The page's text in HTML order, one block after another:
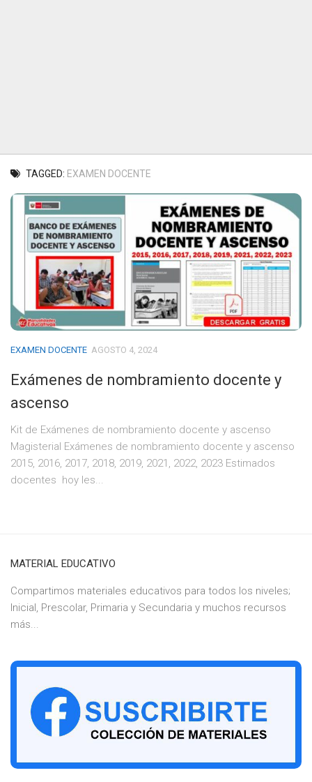
TAGGED: EXAMEN DOCENTE
EXAMEN DOCENTE AGOSTO 4, 2024
Exámenes de nombramiento docente y
ascenso
Kit de Exámenes de nombramiento docente y ascenso
Magisterial Exámenes de nombramiento docente y ascenso
2015, 2016, 2017, 2018, 2019, 2021, 2022, 2023 Estimados
docentes hoy les...
MATERIAL EDUCATIVO
Compartimos materiales educativos para todos los niveles;
Inicial, Prescolar, Primaria y Secundaria y muchos recursos
más...